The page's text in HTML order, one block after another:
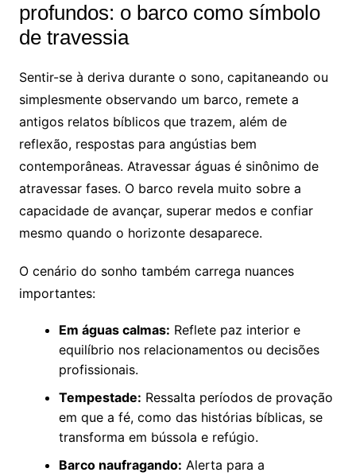
profundos: o barco como símbolo
de travessia
Sentir-se à deriva durante o sono, capitaneando ou
simplesmente observando um barco, remete a
antigos relatos bíblicos que trazem, além de
reflexão, respostas para angústias bem
contemporâneas. Atravessar águas é sinônimo de
atravessar fases. O barco revela muito sobre a
capacidade de avançar, superar medos e confiar
mesmo quando o horizonte desaparece.
O cenário do sonho também carrega nuances
importantes:
Em águas calmas: Reflete paz interior e
equilíbrio nos relacionamentos ou decisões
profissionais.
Tempestade: Ressalta períodos de provação
em que a fé, como das histórias bíblicas, se
transforma em bússola e refúgio.
Barco naufragando: Alerta para a